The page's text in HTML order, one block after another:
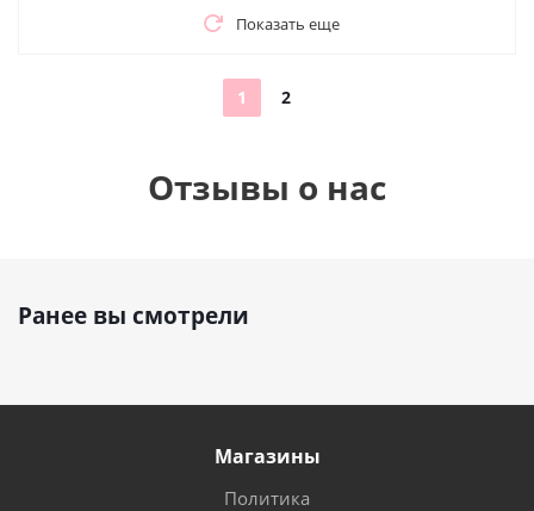
Показать еще
1 2
Отзывы о нас
Ранее вы смотрели
Магазины
Политика